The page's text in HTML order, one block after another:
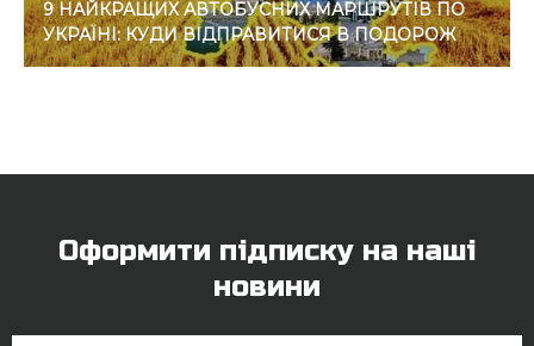
9 НАЙКРАЩИХ АВТОБУСНИХ МАРШРУТІВ ПО
УКРАЇНІ: КУДИ ВІДПРАВИТИСЯ В ПОДОРОЖ
Оформити підписку на наші
новини